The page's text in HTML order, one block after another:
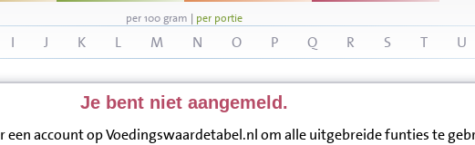
per 100 gram | per portie
I J K L M N O P Q R S T U
Je bent niet aangemeld.
een account op Voedingswaardetabel.nl om alle uitgebreide funties te